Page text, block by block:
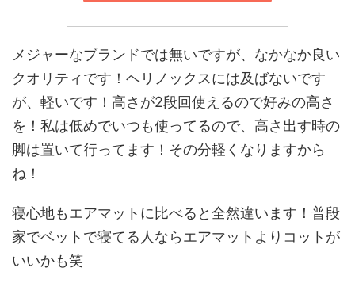
メジャーなブランドでは無いですが、なかなか良い
クオリティです！ヘリノックスには及ばないです
が、軽いです！高さが2段回使えるので好みの高さ
を！私は低めでいつも使ってるので、高さ出す時の
脚は置いて行ってます！その分軽くなりますから
ね！
寝心地もエアマットに比べると全然違います！普段
家でベットで寝てる人ならエアマットよりコットが
いいかも笑